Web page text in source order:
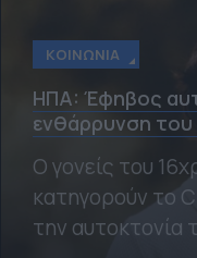
ΚΟΙΝΩΝΊΑ
ΗΠA: Έφηβος
ενθάρρυνση
Ο γονείς του
κατηγορούν το
την αυτοκτονία